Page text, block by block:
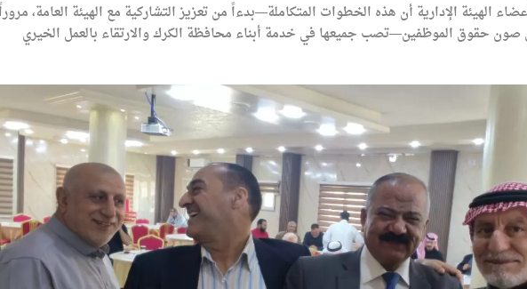
الهيئة الإدارية أن هذه الخطوات المتكاملة—بدءاً من تعزيز التشاركية مع الهيئة العامة،
صون حقوق الموظفين—تصب جميعها في خدمة أبناء محافظة الكرك والارتقاء بالعمل الخيري